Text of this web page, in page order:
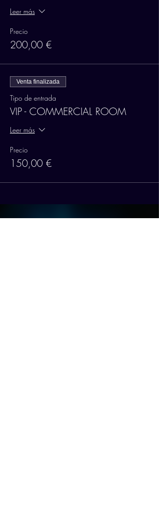
Leer más
Precio
200,00 €
Venta finalizada
Tipo de entrada
VIP - COMMERCIAL ROOM
Leer más
Precio
150,00 €